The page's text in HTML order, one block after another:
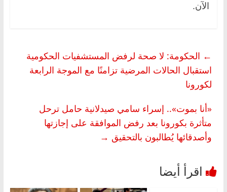
الآن.
← الحكومة: لا صحة لرفض المستشفيات الحكومية
استقبال الحالات المرضية تزامنًا مع الموجة الرابعة
لكورونا
«أنا بموت».. إسراء سامي صيدلانية حامل ترحل
متأثرة بكورونا بعد رفض الموافقة على إجازتها
وأصدقائها يُطالبون بالتحقيق →